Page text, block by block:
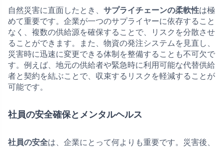
自然災害に直面したとき、 サプライチェーンの柔軟性は極
めて重要です。企業が一つのサプライヤーに依存すること
なく、複数の供給源を確保することで、リスクを分散させ
ることができます。また、物資の発注システムを見直し、
災害時に迅速に変更できる体制を整備することも不可欠で
す。例えば、地元の供給者や緊急時に利用可能な代替供給
者と契約を結ぶことで、収束するリスクを軽減することが
可能です。
社員の安全確保とメンタルヘルス
社員の安全は、企業にとって何よりも重要です。災害後、